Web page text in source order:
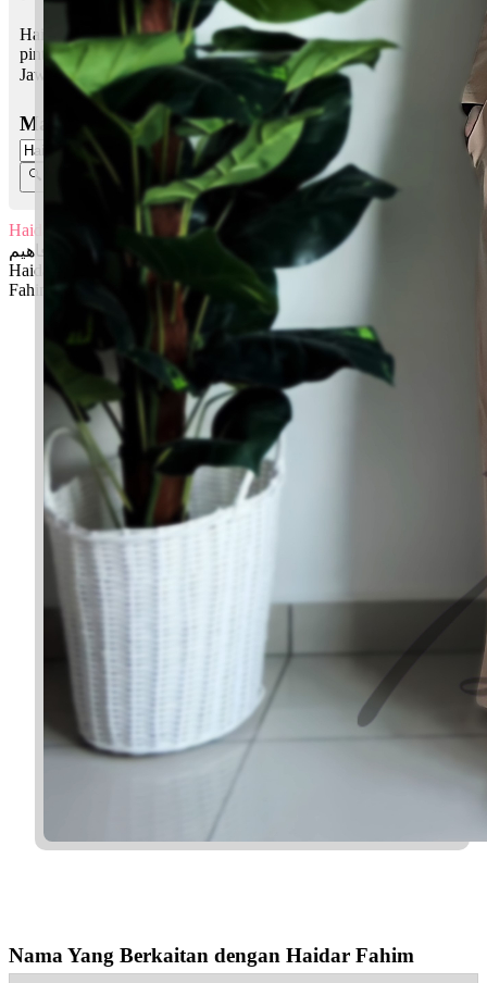
Haidar Fahim bermaksud Berani, singa; Yang faham, memahami,
pintar, rajin belajar
Jawi:حيدر فاهيم
Masukkan Nama:
Haidar Fahim
حيدر فاهيم
Haidar: Berani, singa
Fahim: Yang faham, memahami, pintar, rajin belajar
✚ Baju Baby Custom Nama 'Haidar Fahim'
Nama Yang Berkaitan dengan Haidar Fahim